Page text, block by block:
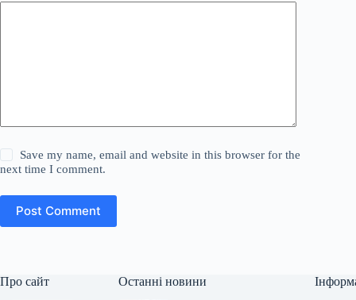
Save my name, email and website in this browser for the
next time I comment.
Post Comment
Про сайт Останні новини